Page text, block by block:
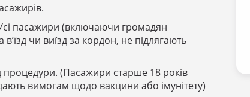
пасажири (включаючи громадян
чи виїзд за кордон, не підлягають
процедури. (Пасажири старше 18 років
вимогам щодо вакцини або імунітету)